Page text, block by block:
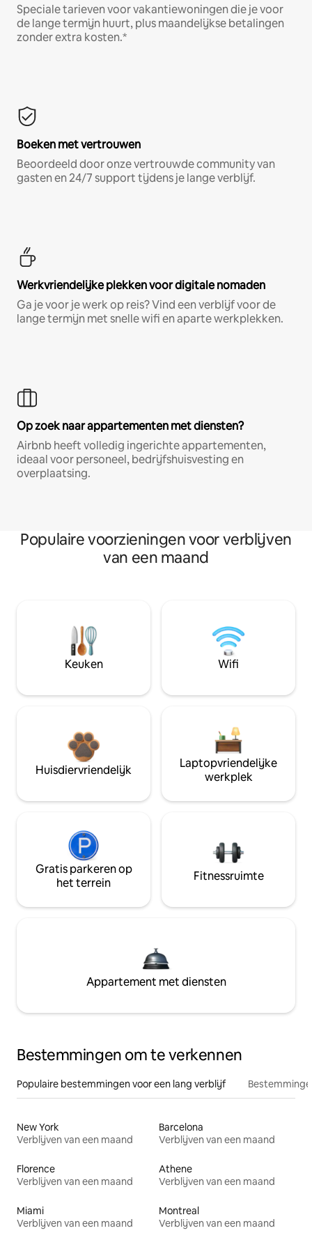
Speciale tarieven voor vakantiewoningen die je voor
de lange termijn huurt, plus maandelijkse betalingen
zonder extra kosten.*
Boeken met vertrouwen
Beoordeeld door onze vertrouwde community van
gasten en 24/7 support tijdens je lange verblijf.
Werkvriendelijke plekken voor digitale nomaden
Ga je voor je werk op reis? Vind een verblijf voor de
lange termijn met snelle wifi en aparte werkplekken.
Op zoek naar appartementen met diensten?
Airbnb heeft volledig ingerichte appartementen,
ideaal voor personeel, bedrijfshuisvesting en
overplaatsing.
Populaire voorzieningen voor verblijven
van een maand
Keuken Wifi
Huisdiervriendelijk
Laptopvriendelijke
werkplek
Gratis parkeren op
het terrein
Fitnessruimte
Appartement met diensten
Bestemmingen om te verkennen
Populaire bestemmingen voor een lang verblijf
New York
Verblijven van een maand
Barcelona
Verblijven van een maand
Florence
Verblijven van een maand
Athene
Verblijven van een maand
Miami
Verblijven van een maand
Montreal
Verblijven van een maand